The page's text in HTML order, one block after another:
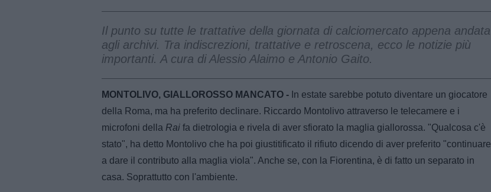
Il punto su tutte le trattative della giornata di calciomercato appena andata
agli archivi. Tra indiscrezioni, trattative e retroscena, ecco le notizie più
importanti. A cura di Alessio Alaimo e Antonio Gaito.
MONTOLIVO, GIALLOROSSO MANCATO - In estate sarebbe potuto diventare un giocatore
della Roma, ma ha preferito declinare. Riccardo Montolivo attraverso le telecamere e i
microfoni della Rai fa dietrologia e rivela di aver sfiorato la maglia giallorossa. "Qualcosa c'è
stato", ha detto Montolivo che ha poi giustitificato il rifiuto dicendo di aver preferito "continuare
a dare il contributo alla maglia viola". Anche se, con la Fiorentina, è di fatto un separato in
casa. Soprattutto con l'ambiente.